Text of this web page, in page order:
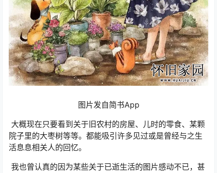
图片发自简书App
大概现在只要看到关于旧农村的房屋、儿时的零食、某颗
院子里的大枣树等等。都能吸引许多见过或是曾经与之生
活息息相关人的回忆。
我也曾认真的因为某些关于已逝生活的图片感动不已，甚